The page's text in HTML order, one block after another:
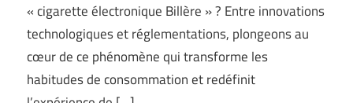
« cigarette électronique Billère » ? Entre innovations
technologiques et réglementations, plongeons au
cœur de ce phénomène qui transforme les
habitudes de consommation et redéfinit